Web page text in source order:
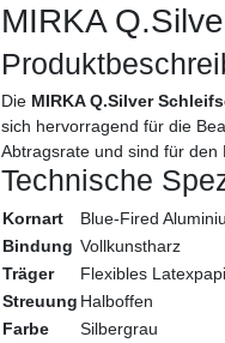
MIRKA
Die MIRKA Q.Silver
sich hervorragend für die
Abtragsrate und sind für den
Technische
Kornart
Blue-Fired
Bindung Vollkunstharz
Träger
Flexibles
Streuung Halboffen
Farbe
Silbergrau